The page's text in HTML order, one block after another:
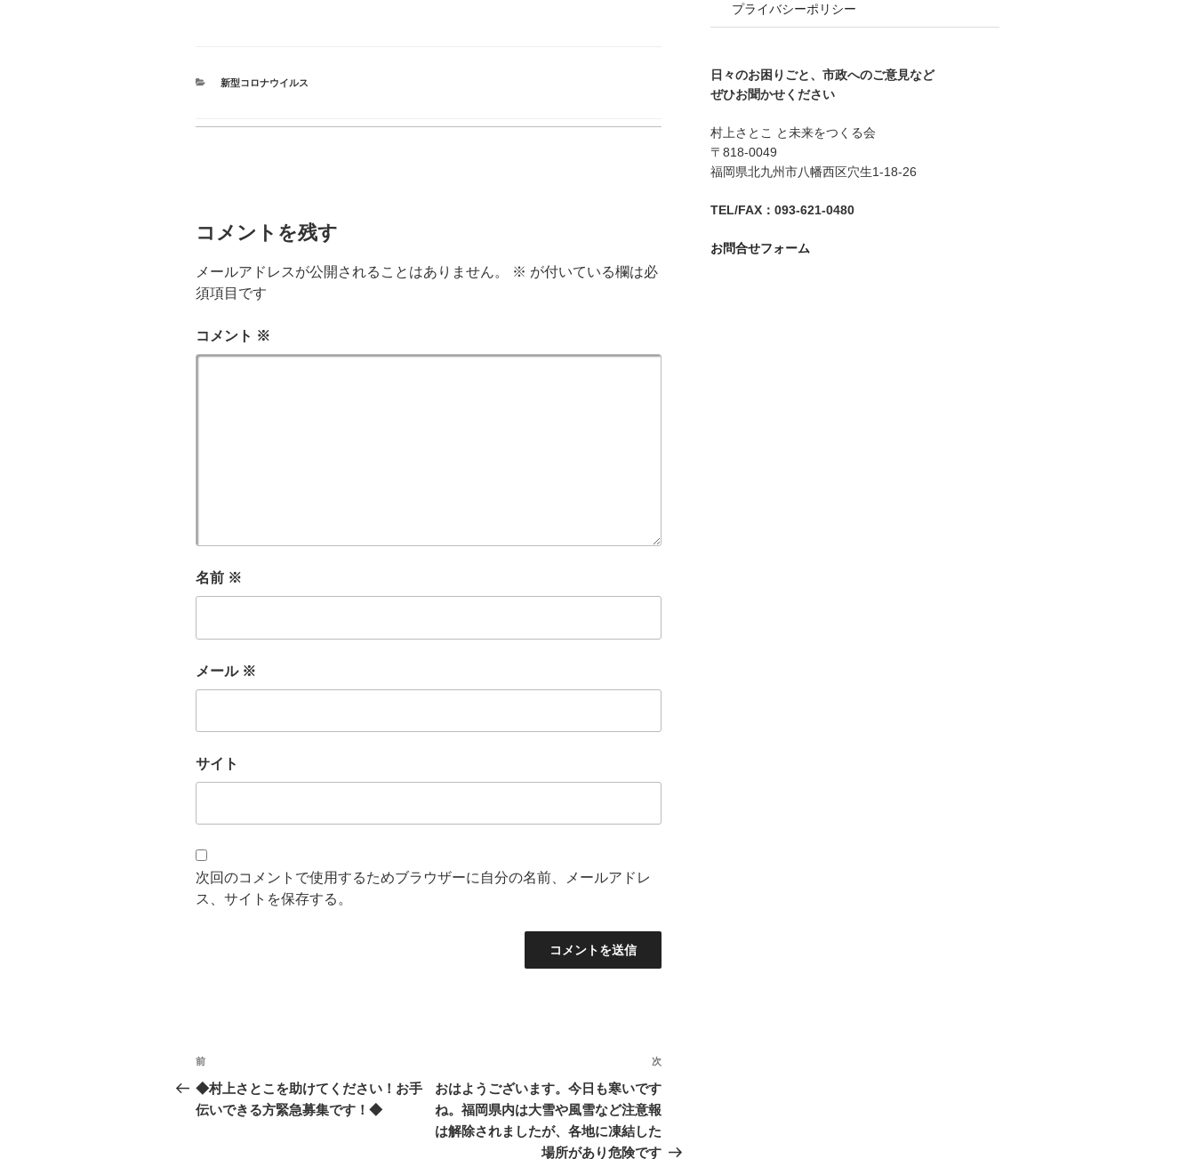
カ
リ
新型コロナウイルス
コメントを残す
メールアドレスが公開されることはありません。 ※ が付いている欄は必
須項目です
コメント ※
名前 ※
メール ※
サイト
次回のコメントで使用するためブラウザーに自分の名前、メールアドレ
ス、サイトを保存する。
投
稿
ナ
前
の
投
前
◆村上さとこを助けてください！お手
伝いできる方緊急募集です！◆
次
の
次
おはようございます。今日も寒いです
ね。福岡県内は大雪や風雪など注意報
は解除されましたが、各地に凍結した
場所があり危険です
プライバシーポリシー
日々のお困りごと、市政へのご意見など
ぜひお聞かせください
村上さとこ と未来をつくる会
〒818-0049
福岡県北九州市八幡西区穴生1-18-26
TEL/FAX：093-621-0480
お問合せフォーム